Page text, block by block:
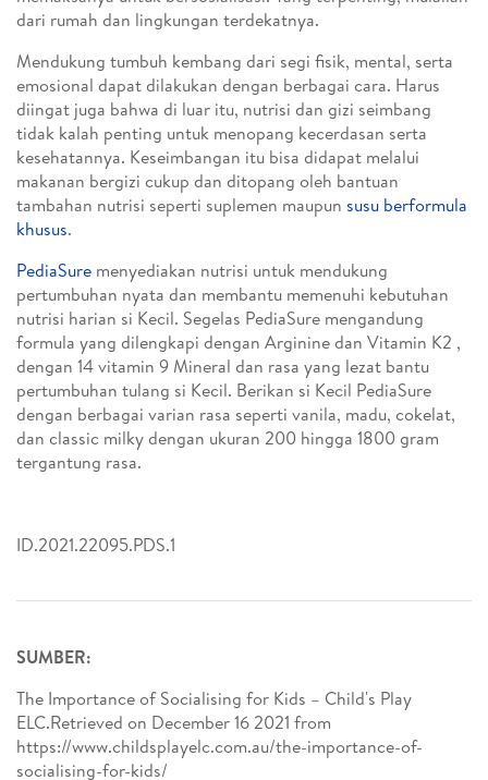
dari rumah dan lingkungan terdekatnya.
Mendukung tumbuh kembang dari segi fisik, mental, serta
emosional dapat dilakukan dengan berbagai cara. Harus
diingat juga bahwa di luar itu, nutrisi dan gizi seimbang
tidak kalah penting untuk menopang kecerdasan serta
kesehatannya. Keseimbangan itu bisa didapat melalui
makanan bergizi cukup dan ditopang oleh bantuan
tambahan nutrisi seperti suplemen maupun susu berformula
khusus.
PediaSure menyediakan nutrisi untuk mendukung
pertumbuhan nyata dan membantu memenuhi kebutuhan
nutrisi harian si Kecil. Segelas PediaSure mengandung
formula yang dilengkapi dengan Arginine dan Vitamin K2 ,
dengan 14 vitamin 9 Mineral dan rasa yang lezat bantu
pertumbuhan tulang si Kecil. Berikan si Kecil PediaSure
dengan berbagai varian rasa seperti vanila, madu, cokelat,
dan classic milky dengan ukuran 200 hingga 1800 gram
tergantung rasa.
ID.2021.22095.PDS.1
SUMBER:
The Importance of Socialising for Kids – Child's Play
ELC.Retrieved on December 16 2021 from
https://www.childsplayelc.com.au/the-importance-of-
socialising-for-kids/